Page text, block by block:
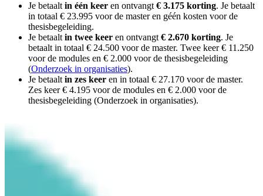
Je betaalt in één keer en ontvangt € 3.175 korting. Je betaalt
in totaal € 23.995 voor de master en géén kosten voor de
thesisbegeleiding.
Je betaalt in twee keer en ontvangt € 2.670 korting. Je
betaalt in totaal € 24.500 voor de master. Twee keer € 11.250
voor de modules en € 2.000 voor de thesisbegeleiding
(Onderzoek in organisaties).
Je betaalt in zes keer en in totaal € 27.170 voor de master.
Zes keer € 4.195 voor de modules en € 2.000 voor de
thesisbegeleiding (Onderzoek in organisaties).